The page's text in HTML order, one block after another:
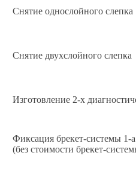
Снятие однослойного слепка
Снятие двухслойного слепка
Изготовление 2-х
Фиксация брекет-системы 1-
(без стоимости брекет-